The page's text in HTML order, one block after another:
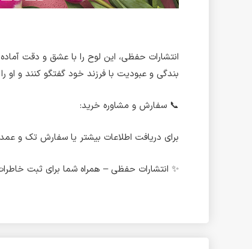
انتشارات حفظی، این لوح را با عشق و دقت
بندگی و عبودیت با فرزند خود گفتگو کنند و
📞 سفارش و مشاوره خرید:
برای دریافت اطلاعات بیشتر یا سفارش تک و عمده این محصول ،
✨ انتشارات حفظی – همراه شما برای ثبت